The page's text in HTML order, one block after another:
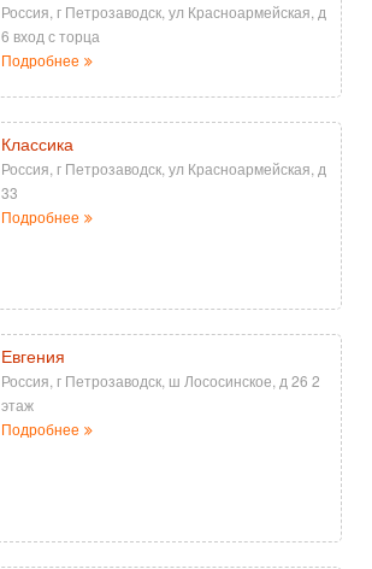
Россия, г Петрозаводск, ул Красноармейская, д
6 вход с торца
Подробнее
Классика
Россия, г Петрозаводск, ул Красноармейская, д
33
Подробнее
Евгения
Россия, г Петрозаводск, ш Лососинское, д 26 2
этаж
Подробнее